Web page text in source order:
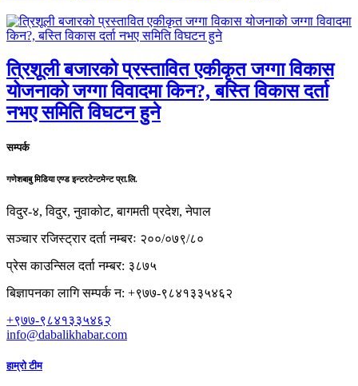
त्रिशूली बजारको प्रस्तावित एकीकृत जग्गा विकास
योजनाको जग्गा विवादमा किन?, बस्ति विकास दर्ता
नभए समिति विघटन हुने
सम्पर्क
गणेशबाबु मिडिया एण्ड इन्टरटेन्टमेन्ट प्रा.लि.
विदुर-४, विदुर, नुवाकोट, बागमती प्रदेश, नेपाल
सञ्चार रजिस्ट्रार दर्ता नम्बरः २००/०७९/८०
प्रेस काउन्सिल दर्ता नम्बर: ३८७५
बिज्ञापनका लागि सम्पर्क न: +९७७-९८४१३३५४६२
+९७७-९८४१३३५४६२
info@dabalikhabar.com
हाम्रो टीम